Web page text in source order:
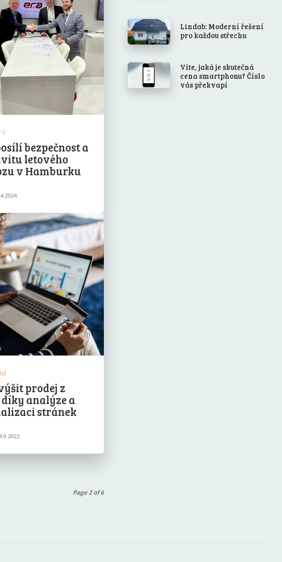
bezpečnost a
letového
v Hamburku
prodej z
analýze a
stránek
Page 2 of 6
Lindab: Moderní řešení
pro každou střechu
Víte, jaká je skutečná
cena smartphonu? Číslo
vás překvapí